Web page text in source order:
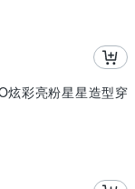
炫彩亮粉星星造型穿